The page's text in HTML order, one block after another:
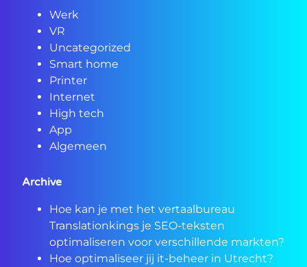
Werk
VR
Uncategorized
Smart home
Printer
Internet
High tech
App
Algemeen
Archive
Hoe kan je met het vertaalbureau
Translationkings je SEO-teksten
optimaliseren voor verschillende markten?
Hoe optimaliseer jij it-beheer in Utrecht?